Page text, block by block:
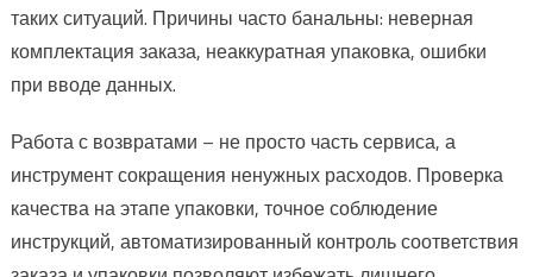
таких ситуаций. Причины часто банальны: неверная
комплектация заказа, неаккуратная упаковка, ошибки
при вводе данных.
Работа с возвратами – не просто часть сервиса, а
инструмент сокращения ненужных расходов. Проверка
качества на этапе упаковки, точное соблюдение
инструкций, автоматизированный контроль соответствия